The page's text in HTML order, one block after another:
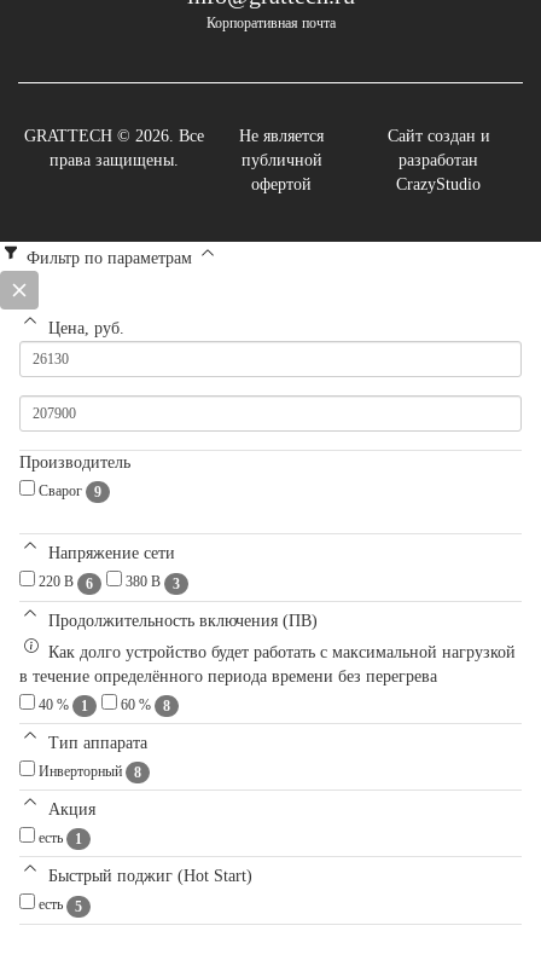
Корпоративная почта
GRATTECH © 2026. Все
права защищены.
Не является
публичной
офертой
Сайт создан и
разработан
CrazyStudio
Фильтр по параметрам
Цена, руб.
Производитель
Сварог 9
Напряжение сети
220 В 6 380 В 3
Продолжительность включения (ПВ)
Как долго устройство будет работать с максимальной нагрузкой
в течение определённого периода времени без перегрева
40 % 1 60 % 8
Тип аппарата
Инверторный 8
Акция
есть 1
Быстрый поджиг (Hot Start)
есть 5